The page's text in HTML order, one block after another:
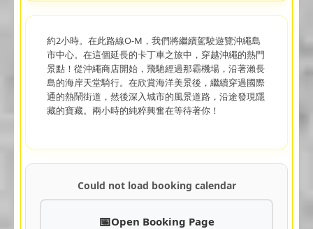
約2小時。在此路線O-M，我們將繼續駕駛遊覽沖繩島
市中心。在這個延長的卡丁車之旅中，穿越沖繩的熱門
景點！從沖繩商店開始，飛馳經過那霸機場，沿著瀨長
島的海岸天堂騎行。在欣賞海洋美景後，繼續穿過國際
通的熱鬧街道，然後深入城市的風景道路，沿途發現隱
藏的寶藏。兩小時的純粹興奮在等待著你！
Could not load booking calendar
Open Booking Page